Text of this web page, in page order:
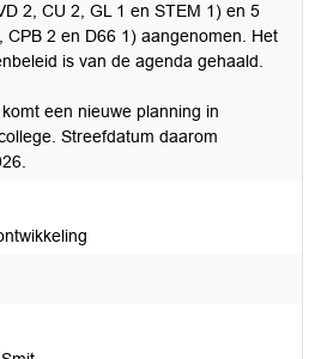
2, CU 2, GL 1 en STEM 1) en 5
CPB 2 en D66 1) aangenomen. Het
is van de agenda gehaald.
een nieuwe planning in
Streefdatum daarom